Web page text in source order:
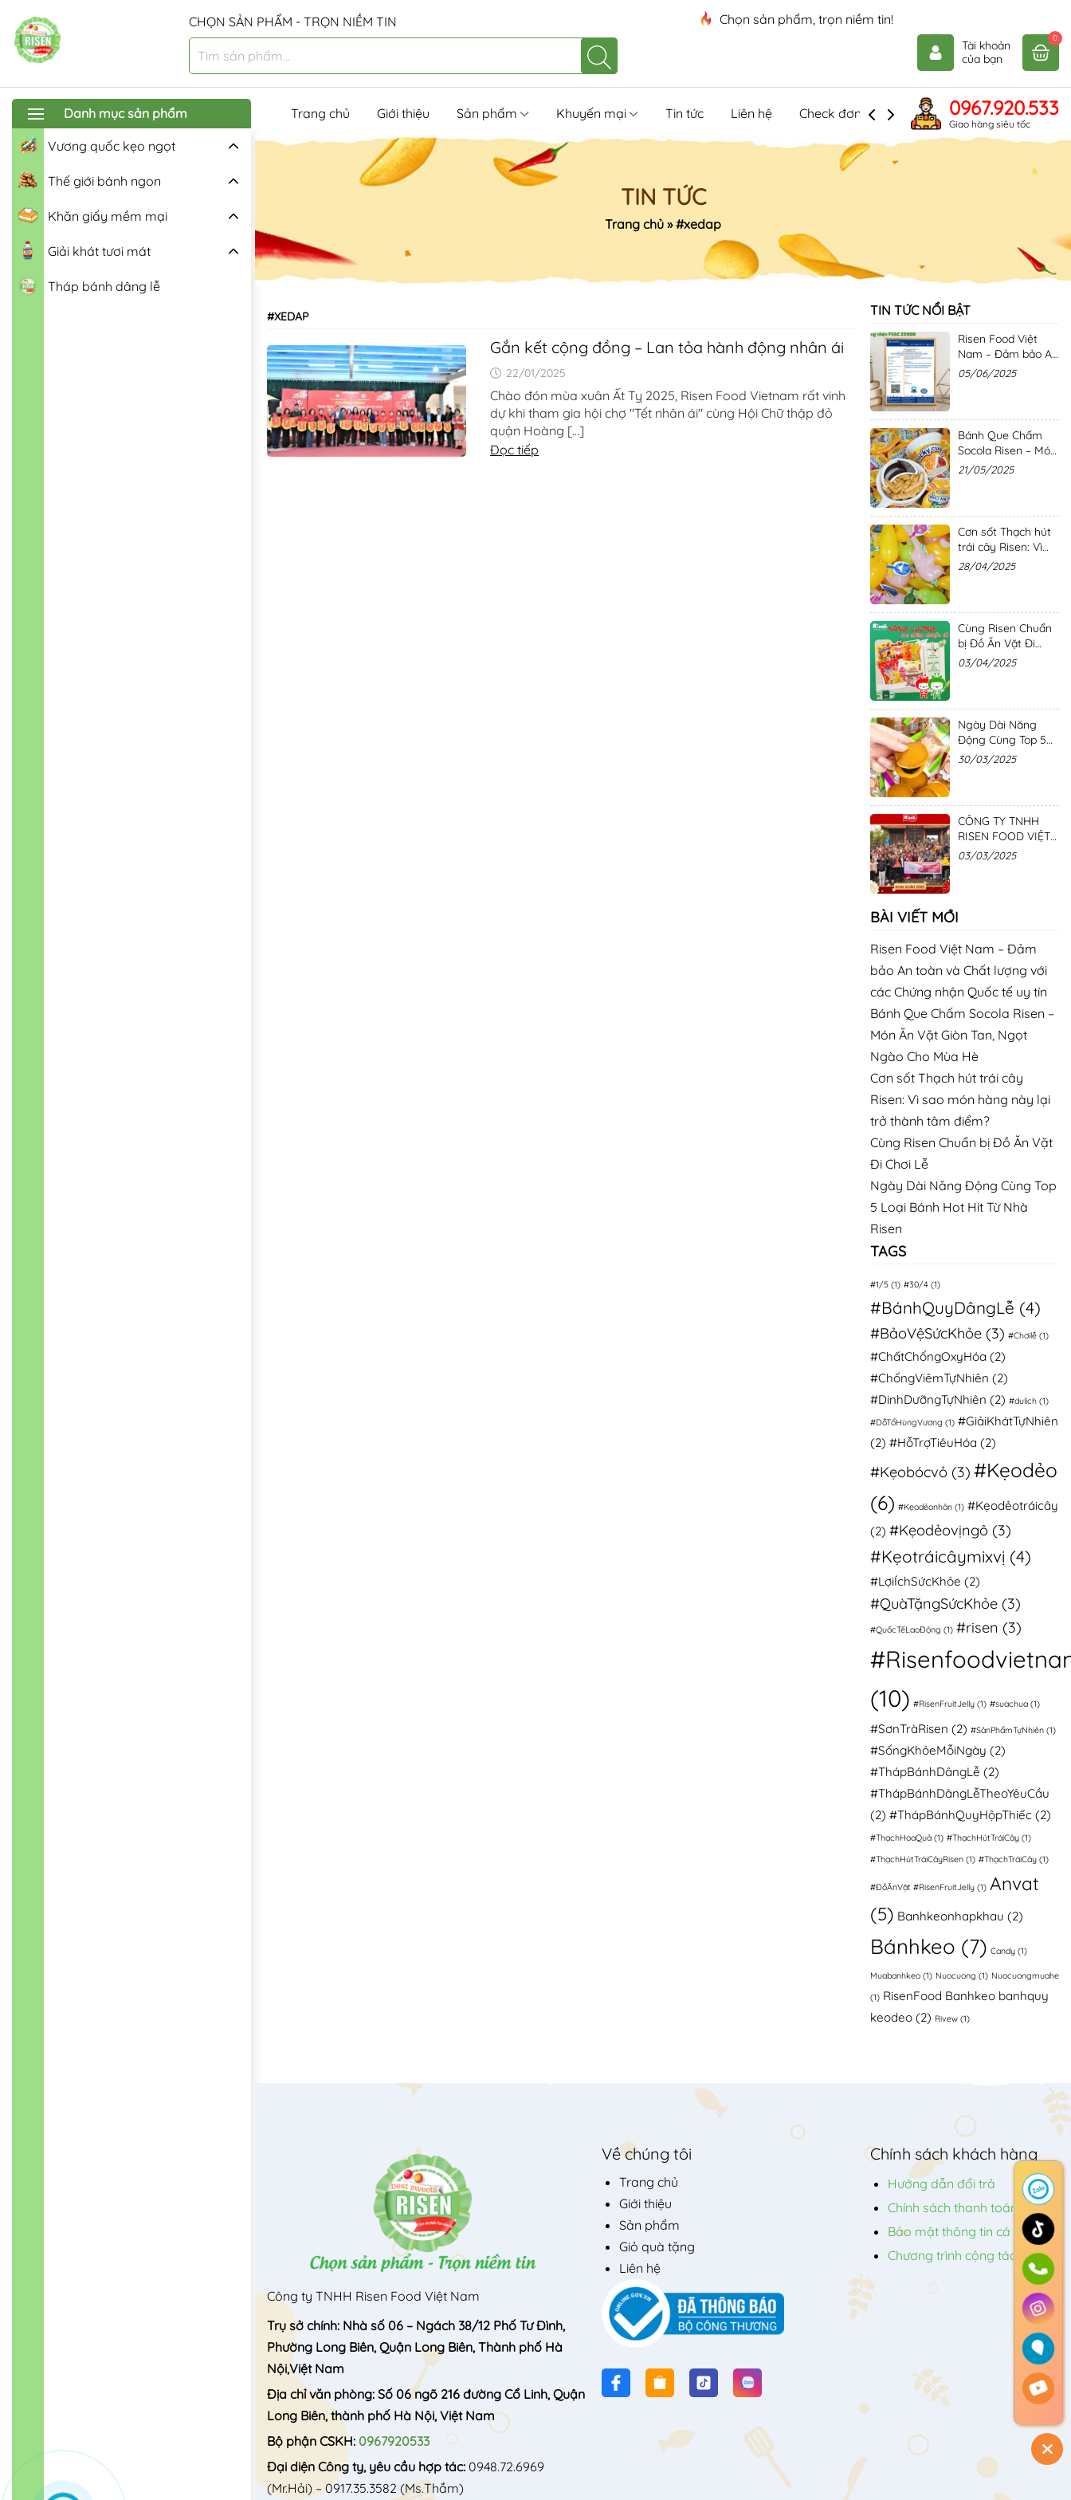
CHỌN SẢN PHẨM - TRỌN NIỀM TIN Ngọt ngào mát lạnh, thử là mê!
Tài khoản
của bạn
0
Danh mục sản phẩm
Vương quốc kẹo ngọt
Thế giới bánh ngon
Khăn giấy mềm mại
Giải khát tươi mát
Tháp bánh dâng lễ
Trang chủ Giới thiệu Sản phẩm Khuyến mại Tin tức Liên hệ Check đơn hàng 0967.920.533
Giao hàng siêu tốc
TIN TỨC
Trang chủ »#xedap
#XEDAP
Gắn kết cộng đồng – Lan tỏa hành động nhân ái
22/01/2025
Chào đón mùa xuân Ất Tỵ 2025, Risen Food Vietnam rất vinh
dự khi tham gia hội chợ "Tết nhân ái" cùng Hội Chữ thập đỏ
quận Hoàng [...]
Đọc tiếp
TIN TỨC NỔI BẬT
Risen Food Việt
Nam – Đảm bảo An
toàn và Chất lượng
05/06/2025
Bánh Que Chấm
Socola Risen – Món
Ăn Vặt Giòn Tan,
21/05/2025
Cơn sốt Thạch hút
trái cây Risen: Vì
sao món hàng này
28/04/2025
Cùng Risen Chuẩn
bị Đồ Ăn Vặt Đi
Chơi Lễ
03/04/2025
Ngày Dài Năng
Động Cùng Top 5
Loại Bánh Hot Hit
30/03/2025
CÔNG TY TNHH
RISEN FOOD VIỆT
NAM – CẦU MAY,
03/03/2025
BÀI VIẾT MỚI
Risen Food Việt Nam – Đảm
bảo An toàn và Chất lượng với
các Chứng nhận Quốc tế uy tín
Bánh Que Chấm Socola Risen –
Món Ăn Vặt Giòn Tan, Ngọt
Ngào Cho Mùa Hè
Cơn sốt Thạch hút trái cây
Risen: Vì sao món hàng này lại
trở thành tâm điểm?
Cùng Risen Chuẩn bị Đồ Ăn Vặt
Đi Chơi Lễ
Ngày Dài Năng Động Cùng Top
5 Loại Bánh Hot Hit Từ Nhà
Risen
TAGS
#1/5(1) #30/4(1)
#BánhQuyDângLễ (4)
#BảoVệSứcKhỏe(3) #Chơilễ(1)
#ChấtChốngOxyHóa (2)
#ChốngViêmTựNhiên (2)
#DinhDưỡngTựNhiên (2) #dulich(1)
#DỗTổHùngVương (1) #GiảiKhátTựNhiên
(2) #HỗTrợTiêuHóa (2)
#Kẹobócvỏ (3) #Kẹodẻo
(6) #Kẹodẻonhân(1) #Kẹodẻotráicây
(2) #Kẹodẻovịngô (3)
#Kẹotráicâymixvị (4)
#LợiÍchSứcKhỏe (2)
#QuàTặngSứcKhỏe(3)
#QuốcTếLaoĐộng (1) #risen (3)
(10) #RisenFruitJelly(1) #suachua(1)
#SơnTràRisen (2) #SảnPhẩmTựNhiên(1)
#SốngKhỏeMỗiNgày (2)
#ThápBánhDângLễ (2)
#ThápBánhDângLễTheoYêuCầu
(2) #ThápBánhQuyHộpThiếc(2)
#ThạchHoaQuả(1) #ThạchHútTráiCây(1)
#ThạchHútTráiCâyRisen(1) #ThạchTráiCây(1)
#ĐồĂnVặt #RisenFruitJelly(1) Anvat
(5) Banhkeonhapkhau (2)
Bánhkeo (7) Candy(1)
Muabanhkeo(1) Nuocuong (1) Nuocuongmuahe
(1) RisenFood Banhkeo banhquy
keodeo(2) Rivew(1)
Công ty TNHH Risen Food Việt Nam
Trụ sở chính: Nhà số 06 – Ngách 38/12 Phố Tư Đình,
Phường Long Biên, Quận Long Biên, Thành phố Hà
Nội,Việt Nam
Địa chỉ văn phòng: Số 06 ngõ 216 đường Cổ Linh, Quận
Long Biên, thành phố Hà Nội, Việt Nam
Bộ phận CSKH: 0967920533
Đại diện Công ty, yêu cầu hợp tác: 0948.72.6969
(Mr.Hải) –0917.35.3582 (Ms.Thắm)
Về chúng tôi
Trang chủ
Giới thiệu
Sản phẩm
Giỏ quà tặng
Liên hệ
Chính sách khách hàng
Hướng dẫn đổi trả
Chính sách thanh toán
Bảo mật thông tin cá nhân
Chương trình cộng tác viên